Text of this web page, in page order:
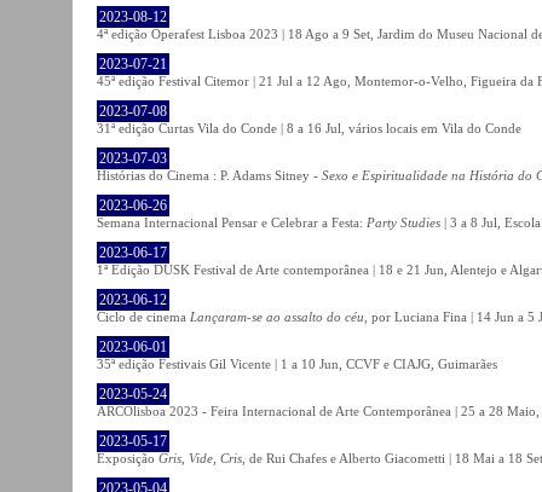
2023-08-12
4ª edição Operafest Lisboa 2023 | 18 Ago a 9 Set, Jardim do Museu Nacional
2023-07-21
45ª edição Festival Citemor | 21 Jul a 12 Ago, Montemor-o-Velho, Figueira da
2023-07-08
31ª edição Curtas Vila do Conde | 8 a 16 Jul, vários locais em Vila do Conde
2023-07-03
Histórias do Cinema : P. Adams Sitney - Sexo e Espiritualidade na História do
2023-06-26
Semana Internacional Pensar e Celebrar a Festa: Party Studies | 3 a 8 Jul,
2023-06-17
1ª Edição DUSK Festival de Arte contemporânea | 18 e 21 Jun, Alentejo e
2023-06-12
Ciclo de cinema Lançaram-se ao assalto do céu , por Luciana Fina | 14 Jun a 5
2023-06-01
35ª edição Festivais Gil Vicente | 1 a 10 Jun, CCVF e CIAJG, Guimarães
2023-05-24
ARCOlisboa 2023 - Feira Internacional de Arte Contemporânea | 25 a 28
2023-05-17
Exposição Gris, Vide, Cris , de Rui Chafes e Alberto Giacometti | 18 Mai a 18
2023-05-04